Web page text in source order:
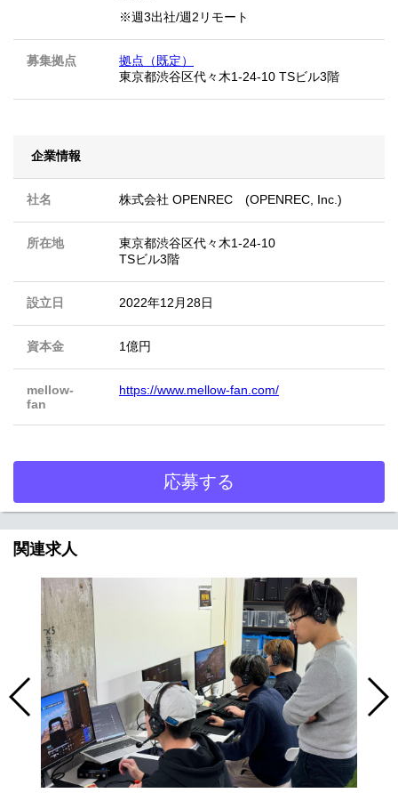
※週3出社/週2リモート
募集拠点
拠点（既定）
東京都渋谷区代々木1-24-10 TSビル3階
企業情報
社名 株式会社 OPENREC (OPENREC, Inc.)
所在地
東京都渋谷区代々木1-24-10
TSビル3階
設立日 2022年12月28日
資本金 1億円
mellow-
fan
https://www.mellow-fan.com/
応募する
関連求人